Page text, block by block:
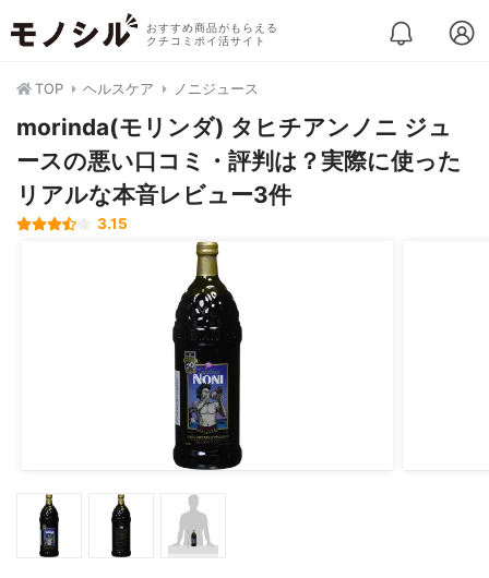
おすすめ商品がもらえる
クチコミポイ活サイト
TOP ヘルスケア ノニジュース
morinda(モリンダ) タヒチアンノニ ジュ
ースの悪い口コミ・評判は？実際に使った
リアルな本音レビュー3件
3.15